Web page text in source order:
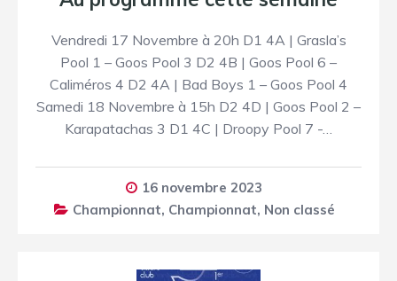
Vendredi 17 Novembre à 20h D1 4A | Grasla’s
Pool 1 – Goos Pool 3 D2 4B | Goos Pool 6 –
Caliméros 4 D2 4A | Bad Boys 1 – Goos Pool 4
Samedi 18 Novembre à 15h D2 4D | Goos Pool 2 –
Karapatachas 3 D1 4C | Droopy Pool 7 -…
16 novembre 2023
Championnat, Championnat, Non classé